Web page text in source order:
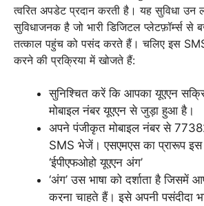
त्वरित अपडेट प्रदान करती है। यह सुविधा उन
सुविधाजनक है जो भारी डिजिटल प्लेटफ़ॉर्म्स से
तत्काल पहुंच को पसंद करते हैं। चलिए इस
करने की प्रक्रिया में खोजते हैं:
सुनिश्चित करें कि आपका यूएएन
मोबाइल नंबर यूएएन से जुड़ा हुआ है।
अपने पंजीकृत मोबाइल नंबर से
SMS भेजें। एसएमएस का प्रारूप इस
‘ईपीएफओहो यूएएन अंग’
‘अंग’ उस भाषा को दर्शाता है जिसमें
करना चाहते हैं। इसे अपनी पसंदीदा